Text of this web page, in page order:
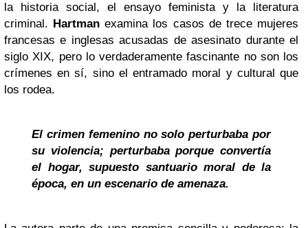
la historia social, el ensayo feminista y la literatura
criminal. Hartman examina los casos de trece mujeres
francesas e inglesas acusadas de asesinato durante el
siglo XIX, pero lo verdaderamente fascinante no son los
crímenes en sí, sino el entramado moral y cultural que
los rodea.
El crimen femenino no solo perturbaba por
su violencia; perturbaba porque convertía
el hogar, supuesto santuario moral de la
época, en un escenario de amenaza.